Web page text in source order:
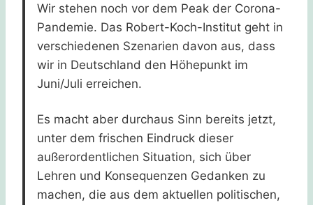
Wir stehen noch vor dem Peak der Corona-
Pandemie. Das Robert-Koch-Institut geht in
verschiedenen Szenarien davon aus, dass
wir in Deutschland den Höhepunkt im
Juni/Juli erreichen.
Es macht aber durchaus Sinn bereits jetzt,
unter dem frischen Eindruck dieser
außerordentlichen Situation, sich über
Lehren und Konsequenzen Gedanken zu
machen, die aus dem aktuellen politischen,